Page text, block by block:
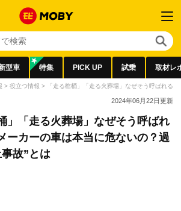
型車 特集 PICK UP 試乗 取材レ
> 役立つ情報 > 「走る棺桶」「走る火葬場」なぜそう呼ばれる
2024年06月22日更新
」「走る火葬場」なぜそう呼ばれ
ーカーの車は本当に危ないの？過
故”とは